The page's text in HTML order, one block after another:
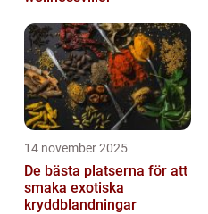
14 november 2025
De bästa platserna för att
smaka exotiska
kryddblandningar